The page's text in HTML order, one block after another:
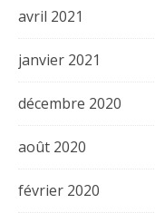
avril 2021
janvier 2021
décembre 2020
août 2020
février 2020